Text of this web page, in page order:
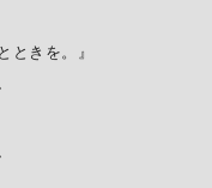
ときを。』